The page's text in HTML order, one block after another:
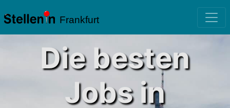
Frankfurt
Die besten
Jobs in